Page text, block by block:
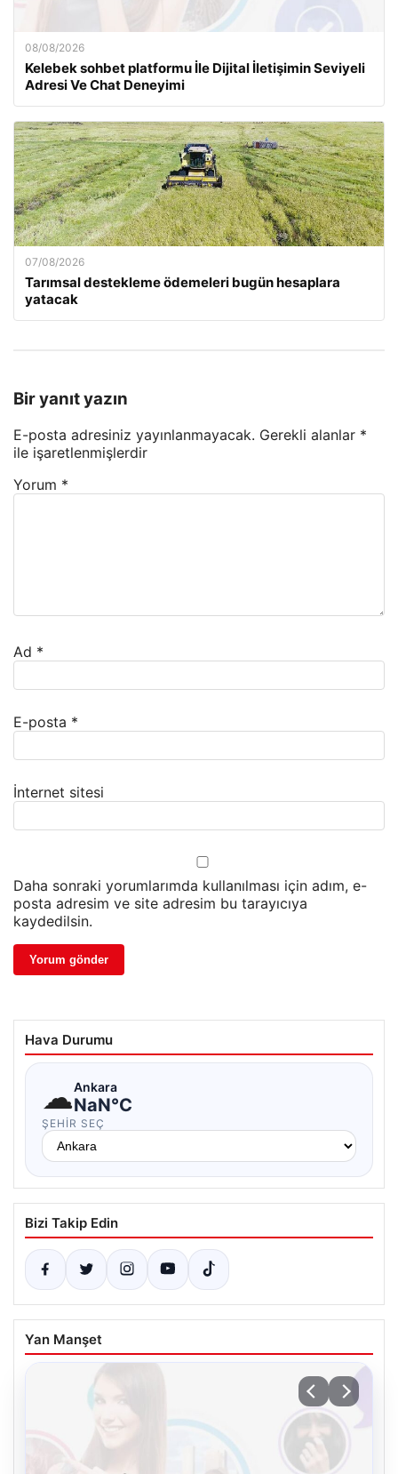
08/08/2026
Kelebek sohbet platformu İle Dijital İletişimin Seviyeli
Adresi Ve Chat Deneyimi
07/08/2026
Tarımsal destekleme ödemeleri bugün hesaplara
yatacak
Bir yanıt yazın
E-posta adresiniz yayınlanmayacak. Gerekli alanlar *
ile işaretlenmişlerdir
Yorum *
Ad *
E-posta *
İnternet sitesi
Daha sonraki yorumlarımda kullanılması için adım, e-
posta adresim ve site adresim bu tarayıcıya
kaydedilsin.
Hava Durumu
☁Ankara
NaN°C
ŞEHIR SEÇ
Bizi Takip Edin
Yan Manşet